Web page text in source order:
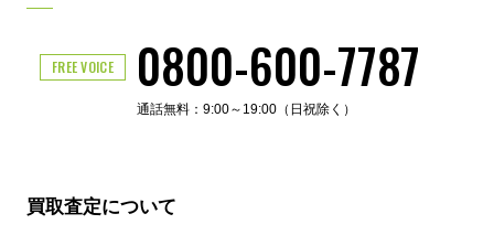
FREE VOICE 0800-600-7787
通話無料：9:00～19:00（日祝除く）
買取査定について